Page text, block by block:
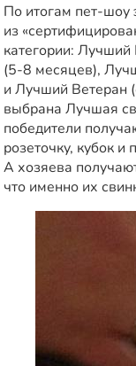
По итогам пет-шоу
из
категории:
(5-8 месяцев),
и Лучший Ветеран
выбрана Лучшая
победители
розеточку, кубок и
А хозяева
что именно их